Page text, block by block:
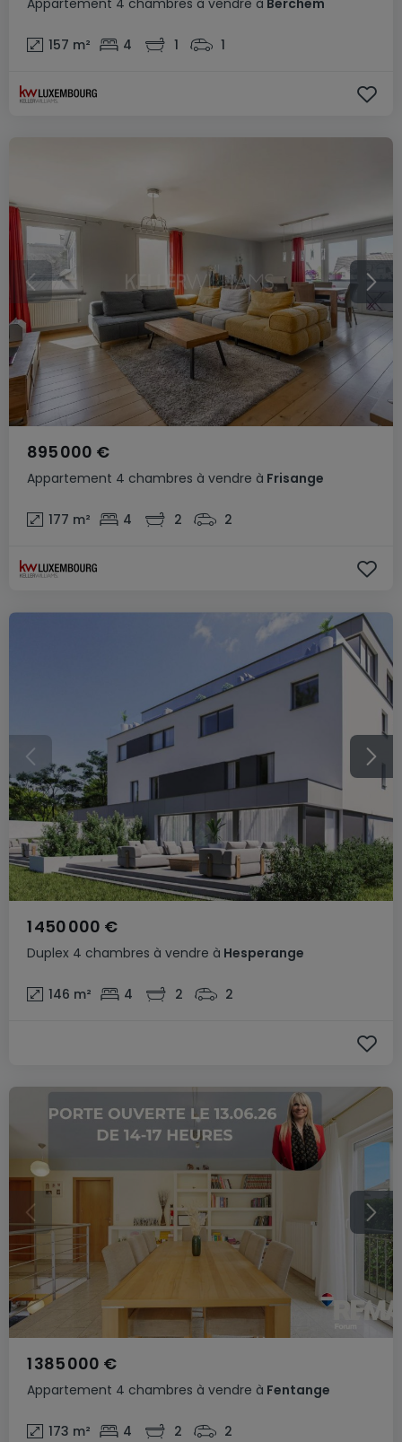
Appartement 4 chambres à vendre à Berchem
157 m² 4 1 1
Appartement 4 chambres à vendre à Frisange
895 000 €
177 m² 4 2 2
Duplex 4 chambres à vendre à Hesperange
1 450 000 €
146 m² 4 2 2
Appartement 4 chambres à vendre à Fentange
1 385 000 €
173 m² 4 2 2